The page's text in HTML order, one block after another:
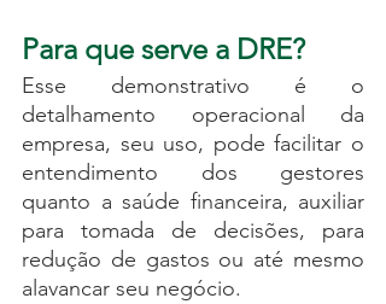
Para que serve a DRE?
Esse demonstrativo é o
detalhamento operacional da
empresa, seu uso, pode facilitar o
entendimento dos gestores
quanto a saúde financeira, auxiliar
para tomada de decisões, para
redução de gastos ou até mesmo
alavancar seu negócio.